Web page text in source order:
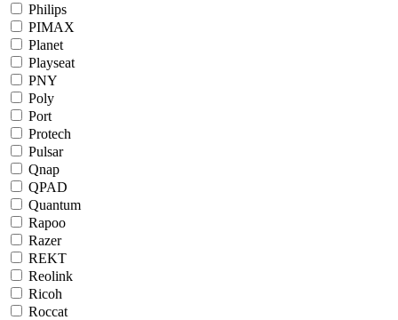
Philips
PIMAX
Planet
Playseat
PNY
Poly
Port
Protech
Pulsar
Qnap
QPAD
Quantum
Rapoo
Razer
REKT
Reolink
Ricoh
Roccat